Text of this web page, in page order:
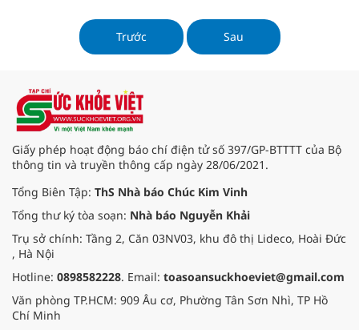
và hưng phấn của trung khu thần
Y học cổ truyền.
Trước
Sau
Giấy phép hoạt động báo chí điện tử số 397/GP-BTTTT của Bộ
thông tin và truyền thông cấp ngày 28/06/2021.
Tổng Biên Tập: ThS Nhà báo Chúc Kim Vinh
Tổng thư ký tòa soạn: Nhà báo Nguyễn Khải
Trụ sở chính: Tầng 2, Căn 03NV03, khu đô thị Lideco, Hoài Đức
, Hà Nội
Hotline: 0898582228. Email: toasoansuckhoeviet@gmail.com
Văn phòng TP.HCM: 909 Âu cơ, Phường Tân Sơn Nhì, TP Hồ
Chí Minh